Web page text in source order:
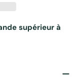
supérieur à